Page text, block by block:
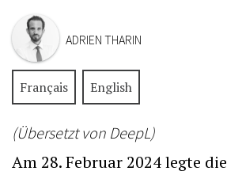
ADRIEN THARIN
Français English
(Übersetzt von DeepL)
Am 28. Februar 2024 legte die